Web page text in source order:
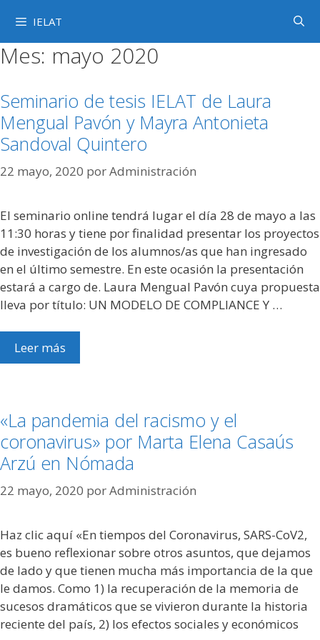
contenido
IELAT
Mes: mayo 2020
Seminario de tesis IELAT de Laura
Mengual Pavón y Mayra Antonieta
Sandoval Quintero
22 mayo, 2020 porAdministración
El seminario online tendrá lugar el día 28 de mayo a las
11:30 horas y tiene por finalidad presentar los proyectos
de investigación de los alumnos/as que han ingresado
en el último semestre. En este ocasión la presentación
estará a cargo de. Laura Mengual Pavón cuya propuesta
lleva por título: UN MODELO DE COMPLIANCE Y …
Leer más
«La pandemia del racismo y el
coronavirus» por Marta Elena Casaús
Arzú en Nómada
22 mayo, 2020 porAdministración
Haz clic aquí «En tiempos del Coronavirus, SARS-CoV2,
es bueno reflexionar sobre otros asuntos, que dejamos
de lado y que tienen mucha más importancia de la que
le damos. Como 1) la recuperación de la memoria de
sucesos dramáticos que se vivieron durante la historia
reciente del país, 2) los efectos sociales y económicos